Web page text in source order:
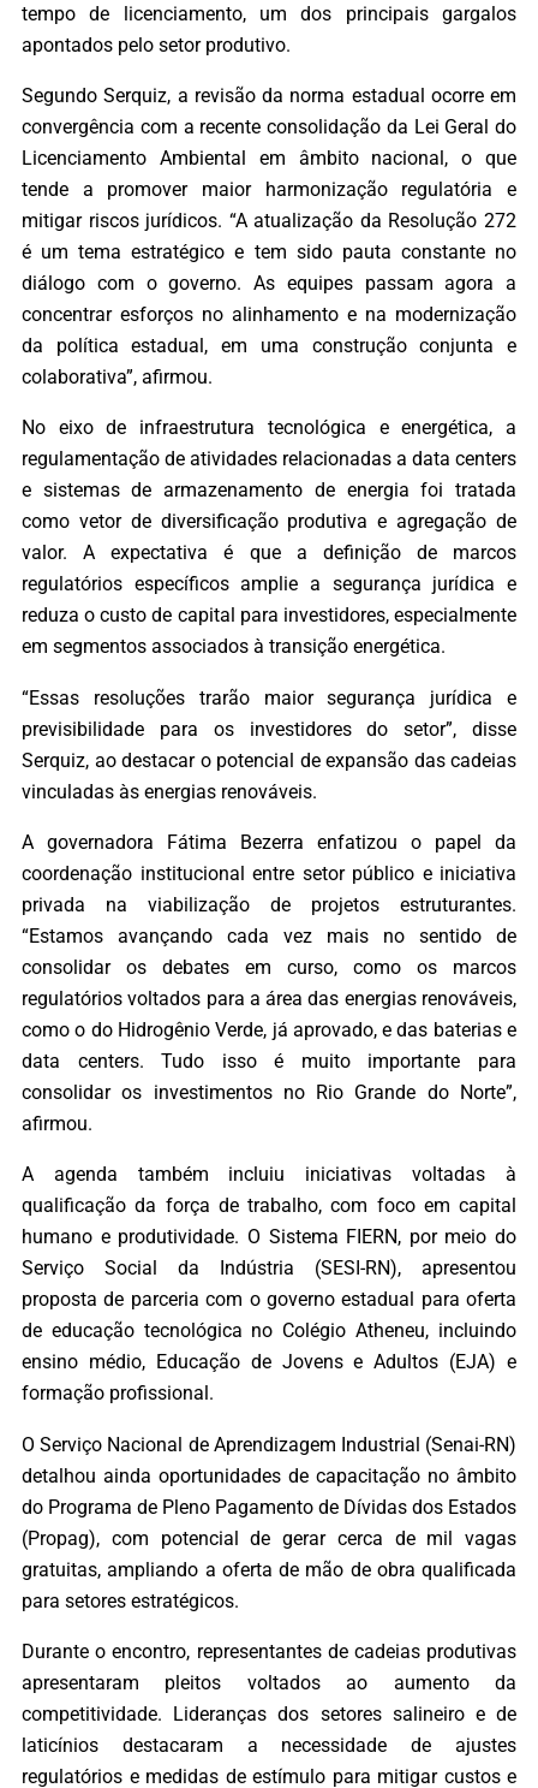
tempo de licenciamento, um dos principais gargalos
apontados pelo setor produtivo.
Segundo Serquiz, a revisão da norma estadual ocorre em
convergência com a recente consolidação da Lei Geral do
Licenciamento Ambiental em âmbito nacional, o que
tende a promover maior harmonização regulatória e
mitigar riscos jurídicos. “A atualização da Resolução 272
é um tema estratégico e tem sido pauta constante no
diálogo com o governo. As equipes passam agora a
concentrar esforços no alinhamento e na modernização
da política estadual, em uma construção conjunta e
colaborativa”, afirmou.
No eixo de infraestrutura tecnológica e energética, a
regulamentação de atividades relacionadas a data centers
e sistemas de armazenamento de energia foi tratada
como vetor de diversificação produtiva e agregação de
valor. A expectativa é que a definição de marcos
regulatórios específicos amplie a segurança jurídica e
reduza o custo de capital para investidores, especialmente
em segmentos associados à transição energética.
“Essas resoluções trarão maior segurança jurídica e
previsibilidade para os investidores do setor”, disse
Serquiz, ao destacar o potencial de expansão das cadeias
vinculadas às energias renováveis.
A governadora Fátima Bezerra enfatizou o papel da
coordenação institucional entre setor público e iniciativa
privada na viabilização de projetos estruturantes.
“Estamos avançando cada vez mais no sentido de
consolidar os debates em curso, como os marcos
regulatórios voltados para a área das energias renováveis,
como o do Hidrogênio Verde, já aprovado, e das baterias e
data centers. Tudo isso é muito importante para
consolidar os investimentos no Rio Grande do Norte”,
afirmou.
A agenda também incluiu iniciativas voltadas à
qualificação da força de trabalho, com foco em capital
humano e produtividade. O Sistema FIERN, por meio do
Serviço Social da Indústria (SESI-RN), apresentou
proposta de parceria com o governo estadual para oferta
de educação tecnológica no Colégio Atheneu, incluindo
ensino médio, Educação de Jovens e Adultos (EJA) e
formação profissional.
O Serviço Nacional de Aprendizagem Industrial (Senai-RN)
detalhou ainda oportunidades de capacitação no âmbito
do Programa de Pleno Pagamento de Dívidas dos Estados
(Propag), com potencial de gerar cerca de mil vagas
gratuitas, ampliando a oferta de mão de obra qualificada
para setores estratégicos.
Durante o encontro, representantes de cadeias produtivas
apresentaram pleitos voltados ao aumento da
competitividade. Lideranças dos setores salineiro e de
laticínios destacaram a necessidade de ajustes
regulatórios e medidas de estímulo para mitigar custos e